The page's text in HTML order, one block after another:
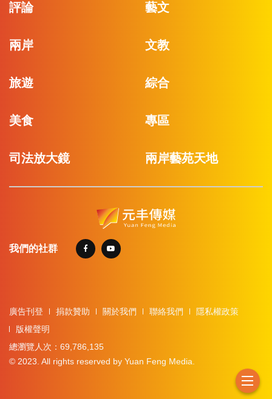
評論 藝文
兩岸 文教
旅遊 綜合
美食 專區
司法放大鏡 兩岸藝苑天地
我們的社群
廣告刊登 捐款贊助 關於我們 聯絡我們
隱私權政策
版權聲明
總瀏覽人次：69,786,135
© 2023. All rights reserved by Yuan Feng Media.